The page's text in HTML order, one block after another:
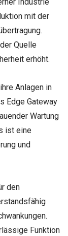
mit der
Quelle
erhöht.
Anlagen in
Edge Gateway
Wartung
ist eine
und
den
Funktion